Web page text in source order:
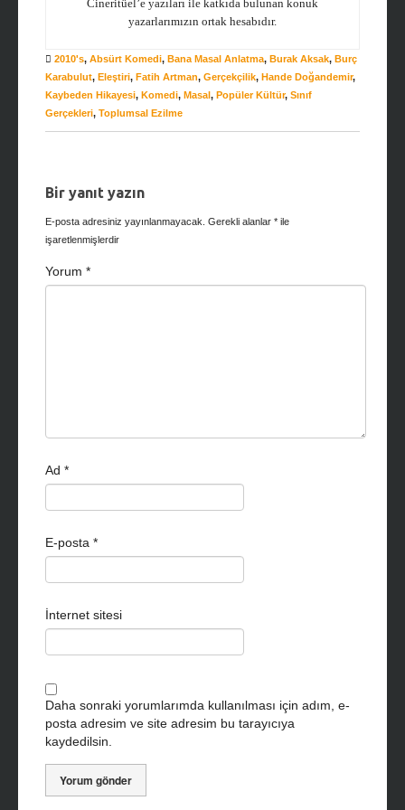
Cineritüel’e yazıları ile katkıda bulunan konuk
yazarlarımızın ortak hesabıdır.
2010's, Absürt Komedi, Bana Masal Anlatma, Burak Aksak, Burç
Karabulut, Eleştiri, Fatih Artman, Gerçekçilik, Hande Doğandemir,
Kaybeden Hikayesi, Komedi, Masal, Popüler Kültür, Sınıf
Gerçekleri, Toplumsal Ezilme
Bir yanıt yazın
E-posta adresiniz yayınlanmayacak. Gerekli alanlar * ile
işaretlenmişlerdir
Yorum *
Ad *
E-posta *
İnternet sitesi
Daha sonraki yorumlarımda kullanılması için adım, e-
posta adresim ve site adresim bu tarayıcıya
kaydedilsin.